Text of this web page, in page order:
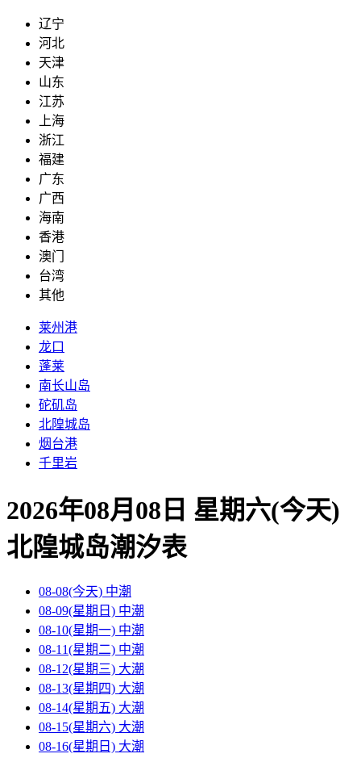
辽宁
河北
天津
山东
江苏
上海
浙江
福建
广东
广西
海南
香港
澳门
台湾
其他
莱州港
龙口
蓬莱
南长山岛
砣矶岛
北隍城岛
烟台港
千里岩
2026年08月08日 星期六(今天)
北隍城岛潮汐表
08-08(今天) 中潮
08-09(星期日) 中潮
08-10(星期一) 中潮
08-11(星期二) 中潮
08-12(星期三) 大潮
08-13(星期四) 大潮
08-14(星期五) 大潮
08-15(星期六) 大潮
08-16(星期日) 大潮